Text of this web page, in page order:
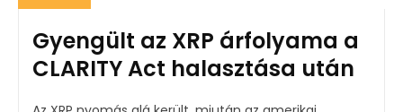
Gyengült az XRP árfolyama a
CLARITY Act halasztása után